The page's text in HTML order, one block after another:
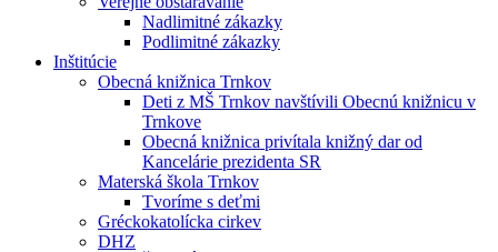
Nadlimitné zákazky
Podlimitné zákazky
Inštitúcie
Obecná knižnica Trnkov
Deti z MŠ Trnkov navštívili Obecnú knižnicu v
Trnkove
Obecná knižnica privítala knižný dar od
Kancelárie prezidenta SR
Materská škola Trnkov
Tvoríme s deťmi
Gréckokatolícka cirkev
DHZ